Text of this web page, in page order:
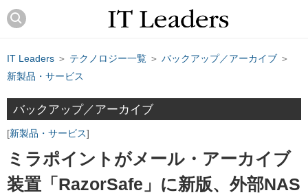
IT Leaders ＞ テクノロジー一覧 ＞ バックアップ／アーカイブ ＞
新製品・サービス
バックアップ／アーカイブ
新製品・サービス
ミラポイントがメール・アーカイブ
装置「RazorSafe」に新版、外部NAS